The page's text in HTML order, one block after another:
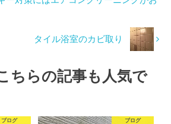
タイル浴室のカビ取り
ちらの記事も人気で
ブログ ブログ